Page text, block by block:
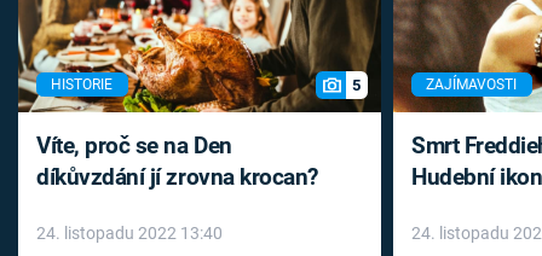
HISTORIE 5
Víte, proč se na Den
díkůvzdání jí zrovna krocan?
24. listopadu 2022 13:40
ZAJÍMAVOSTI
Smrt
Hudební
léky
24. listopadu